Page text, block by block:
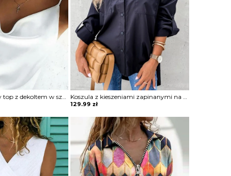
Solidny satynowy top z dekoltem w szpic bluzka Neziha Koszula z kieszeniami zapinanymi na guziki bluzka Ritva
129.99 zł